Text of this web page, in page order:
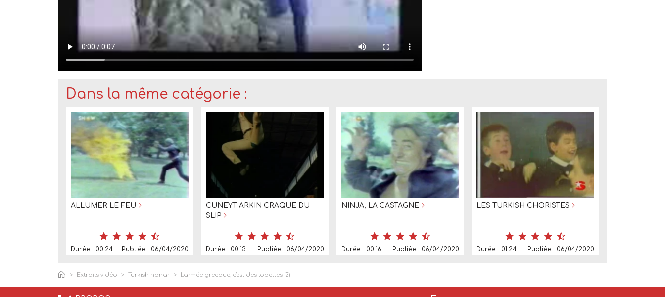
Dans la même catégorie :
ALLUMER LE FEU
Durée : 00:24 Publiée : 06/04/2020
CUNEYT ARKIN CRAQUE DU
SLIP
Durée : 00:13 Publiée : 06/04/2020
NINJA, LA CASTAGNE
Durée : 00:16 Publiée : 06/04/2020
LES TURKISH CHORISTES
Durée : 01:24 Publiée : 06/04/2020
Extraits vidéo Turkish nanar L'armée grecque, c'est des lopettes (2)